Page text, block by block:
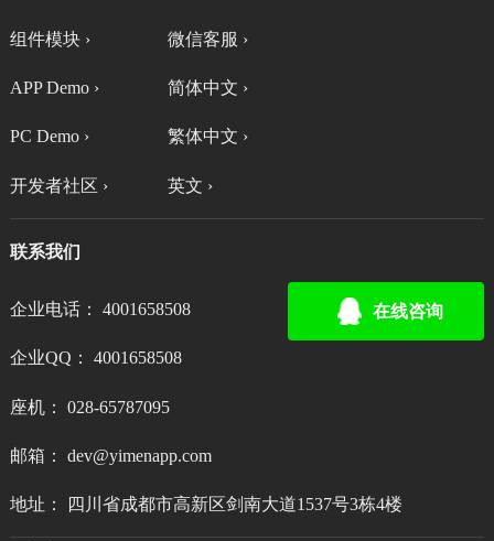
组件模块 ›
APP Demo ›
PC Demo ›
开发者社区 ›
微信客服 ›
简体中文 ›
繁体中文 ›
英文 ›
联系我们
企业电话： 4001658508
企业QQ： 4001658508
座机： 028-65787095
邮箱： dev@yimenapp.com
地址： 四川省成都市高新区剑南大道1537号3栋4楼
在线咨询